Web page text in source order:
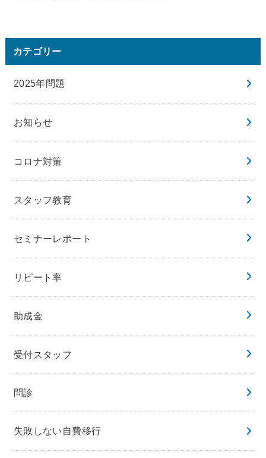
カテゴリー
2025年問題
お知らせ
コロナ対策
スタッフ教育
セミナーレポート
リピート率
助成金
受付スタッフ
問診
失敗しない自費移行